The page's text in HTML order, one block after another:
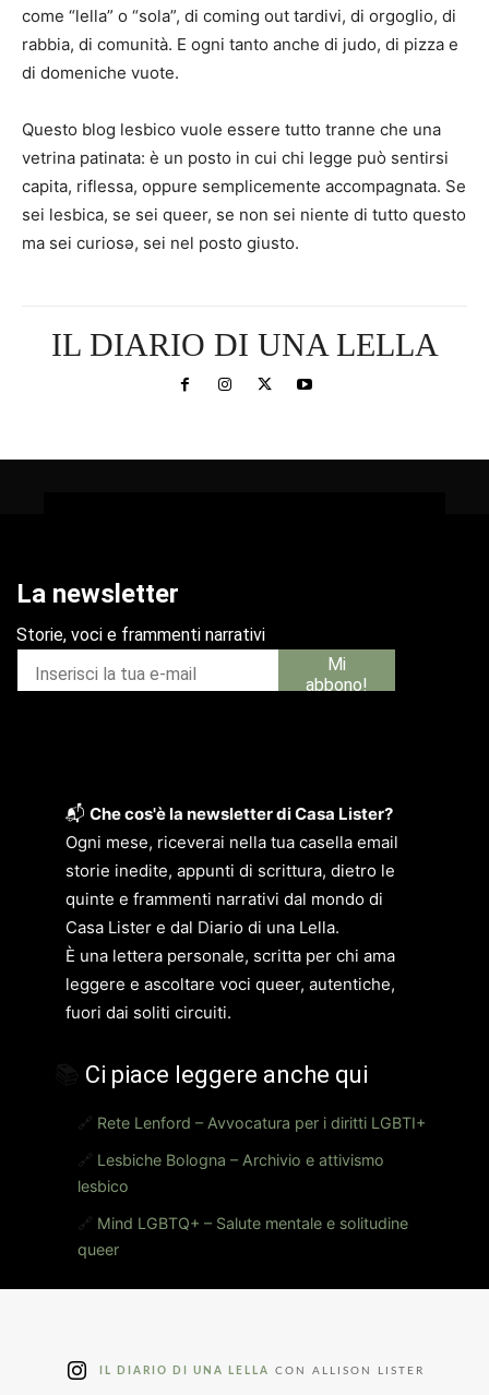
come “lella” o “sola”, di coming out tardivi, di orgoglio, di
rabbia, di comunità. E ogni tanto anche di judo, di pizza e
di domeniche vuote.
Questo blog lesbico vuole essere tutto tranne che una
vetrina patinata: è un posto in cui chi legge può sentirsi
capita, riflessa, oppure semplicemente accompagnata. Se
sei lesbica, se sei queer, se non sei niente di tutto questo
ma sei curiosə, sei nel posto giusto.
IL DIARIO DI UNA LELLA
📬 Che cos'è la newsletter di Casa Lister?
Ogni mese, riceverai nella tua casella email
storie inedite, appunti di scrittura, dietro le
quinte e frammenti narrativi dal mondo di
Casa Lister e dal Diario di una Lella.
È una lettera personale, scritta per chi ama
leggere e ascoltare voci queer, autentiche,
fuori dai soliti circuiti.
Ci piace leggere anche qui
🔗 Rete Lenford – Avvocatura per i diritti LGBTI+
🔗 Lesbiche Bologna – Archivio e attivismo
lesbico
🔗 Mind LGBTQ+ – Salute mentale e solitudine
queer
IL DIARIO DI UNA LELLA CON ALLISON LISTER